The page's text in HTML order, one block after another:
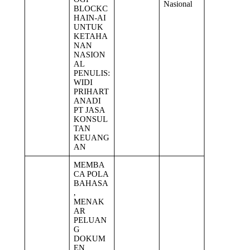
BLOCKC
HAIN-AI
UNTUK
KETAHA
NAN
NASION
AL
PENULIS:
WIDI
PRIHART
ANADI
PT JASA
KONSUL
TAN
KEUANG
AN
Nasional
MEMBA
CA POLA
BAHASA
,
MENAK
AR
PELUAN
G
DOKUM
EN